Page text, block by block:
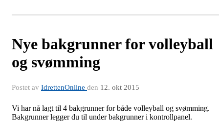
Nye bakgrunner for volleyball
og svømming
Postet av IdrettenOnline den 12. okt 2015
Vi har nå lagt til 4 bakgrunner for både volleyball og svømming.
Bakgrunner legger du til under bakgrunner i kontrollpanel.